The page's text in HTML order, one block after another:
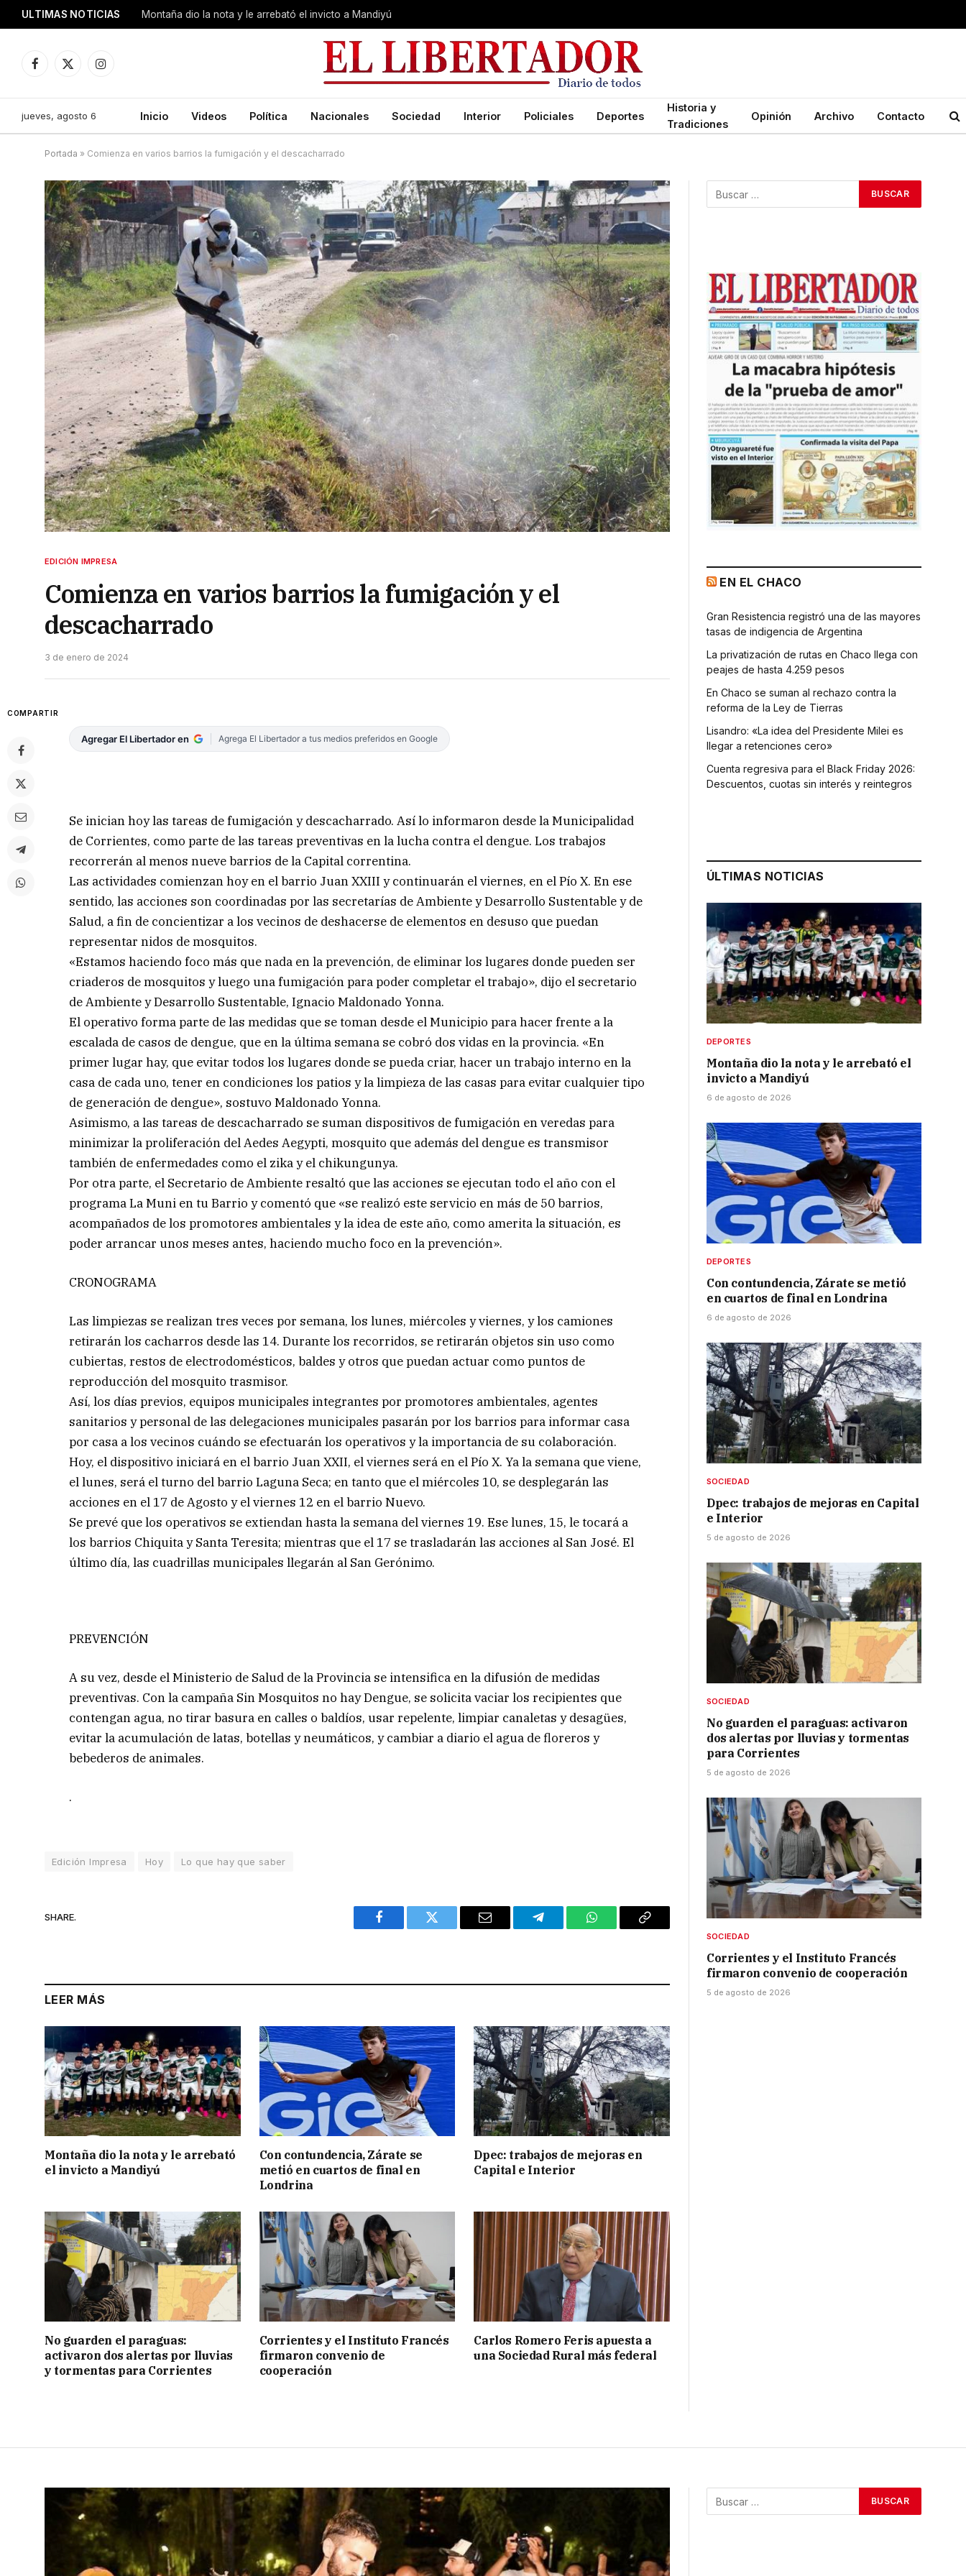
ULTIMAS NOTICIAS Montaña dio la nota y le arrebató el invicto a Mandiyú
Facebook
X
Instagram
jueves, agosto 6 Inicio Videos Política Nacionales Sociedad Interior Policiales Deportes
Historia y
Tradiciones
Opinión Archivo Contacto
Portada » Comienza en varios barrios la fumigación y el descacharrado
EDICIÓN IMPRESA
Comienza en varios barrios la fumigación y el
descacharrado
3 de enero de 2024
COMPARTIR
Agregar El Libertador en Agrega El Libertador a tus medios preferidos en Google
Se inician hoy las tareas de fumigación y descacharrado. Así lo informaron desde la Municipalidad
de Corrientes, como parte de las tareas preventivas en la lucha contra el dengue. Los trabajos
recorrerán al menos nueve barrios de la Capital correntina.
Las actividades comienzan hoy en el barrio Juan XXIII y continuarán el viernes, en el Pío X. En ese
sentido, las acciones son coordinadas por las secretarías de Ambiente y Desarrollo Sustentable y de
Salud, a fin de concientizar a los vecinos de deshacerse de elementos en desuso que puedan
representar nidos de mosquitos.
«Estamos haciendo foco más que nada en la prevención, de eliminar los lugares donde pueden ser
criaderos de mosquitos y luego una fumigación para poder completar el trabajo», dijo el secretario
de Ambiente y Desarrollo Sustentable, Ignacio Maldonado Yonna.
El operativo forma parte de las medidas que se toman desde el Municipio para hacer frente a la
escalada de casos de dengue, que en la última semana se cobró dos vidas en la provincia. «En
primer lugar hay, que evitar todos los lugares donde se pueda criar, hacer un trabajo interno en la
casa de cada uno, tener en condiciones los patios y la limpieza de las casas para evitar cualquier tipo
de generación de dengue», sostuvo Maldonado Yonna.
Asimismo, a las tareas de descacharrado se suman dispositivos de fumigación en veredas para
minimizar la proliferación del Aedes Aegypti, mosquito que además del dengue es transmisor
también de enfermedades como el zika y el chikungunya.
Por otra parte, el Secretario de Ambiente resaltó que las acciones se ejecutan todo el año con el
programa La Muni en tu Barrio y comentó que «se realizó este servicio en más de 50 barrios,
acompañados de los promotores ambientales y la idea de este año, como amerita la situación, es
poder arrancar unos meses antes, haciendo mucho foco en la prevención».
CRONOGRAMA
Las limpiezas se realizan tres veces por semana, los lunes, miércoles y viernes, y los camiones
retirarán los cacharros desde las 14. Durante los recorridos, se retirarán objetos sin uso como
cubiertas, restos de electrodomésticos, baldes y otros que puedan actuar como puntos de
reproducción del mosquito trasmisor.
Así, los días previos, equipos municipales integrantes por promotores ambientales, agentes
sanitarios y personal de las delegaciones municipales pasarán por los barrios para informar casa
por casa a los vecinos cuándo se efectuarán los operativos y la importancia de su colaboración.
Hoy, el dispositivo iniciará en el barrio Juan XXII, el viernes será en el Pío X. Ya la semana que viene,
el lunes, será el turno del barrio Laguna Seca; en tanto que el miércoles 10, se desplegarán las
acciones en el 17 de Agosto y el viernes 12 en el barrio Nuevo.
Se prevé que los operativos se extiendan hasta la semana del viernes 19. Ese lunes, 15, le tocará a
los barrios Chiquita y Santa Teresita; mientras que el 17 se trasladarán las acciones al San José. El
último día, las cuadrillas municipales llegarán al San Gerónimo.
PREVENCIÓN
A su vez, desde el Ministerio de Salud de la Provincia se intensifica en la difusión de medidas
preventivas. Con la campaña Sin Mosquitos no hay Dengue, se solicita vaciar los recipientes que
contengan agua, no tirar basura en calles o baldíos, usar repelente, limpiar canaletas y desagües,
evitar la acumulación de latas, botellas y neumáticos, y cambiar a diario el agua de floreros y
bebederos de animales.
.
Edición Impresa Hoy Lo que hay que saber
SHARE.
Facebook Twitter Email Telegram WhatsAppCopy
LEER MÁS
Montaña dio la nota y le arrebató
el invicto a Mandiyú
Con contundencia, Zárate se
metió en cuartos de final en
Londrina
Dpec: trabajos de mejoras en
Capital e Interior
No guarden el paraguas:
activaron dos alertas por lluvias
y tormentas para Corrientes
Corrientes y el Instituto Francés
firmaron convenio de
cooperación
Carlos Romero Feris apuesta a
una Sociedad Rural más federal
EN EL CHACO
Gran Resistencia registró una de las mayores
tasas de indigencia de Argentina
La privatización de rutas en Chaco llega con
peajes de hasta 4.259 pesos
En Chaco se suman al rechazo contra la
reforma de la Ley de Tierras
Lisandro: «La idea del Presidente Milei es
llegar a retenciones cero»
Cuenta regresiva para el Black Friday 2026:
Descuentos, cuotas sin interés y reintegros
ÚLTIMAS NOTICIAS
DEPORTES
Montaña dio la nota y le arrebató el
invicto a Mandiyú
6 de agosto de 2026
DEPORTES
Con contundencia, Zárate se metió
en cuartos de final en Londrina
6 de agosto de 2026
SOCIEDAD
Dpec: trabajos de mejoras en Capital
e Interior
5 de agosto de 2026
SOCIEDAD
No guarden el paraguas: activaron
dos alertas por lluvias y tormentas
para Corrientes
5 de agosto de 2026
SOCIEDAD
Corrientes y el Instituto Francés
firmaron convenio de cooperación
5 de agosto de 2026